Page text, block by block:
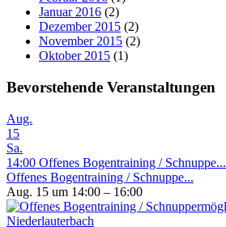
Januar 2016 (2)
Dezember 2015 (2)
November 2015 (2)
Oktober 2015 (1)
Bevorstehende Veranstaltungen
Aug.
15
Sa.
14:00 Offenes Bogentraining / Schnuppe...
Offenes Bogentraining / Schnuppe...
Aug. 15 um 14:00 – 16:00